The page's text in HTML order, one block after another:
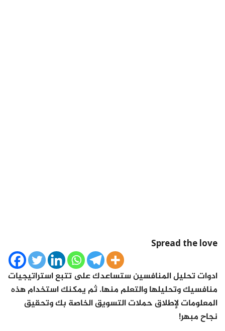
Spread the love
ادوات تحليل المنافسين ستساعدك على تتبع استراتيجيات
منافسيك وتحليلها والتعلم منها. ثم يمكنك استخدام هذه
المعلومات لإطلاق حملات التسويق الخاصة بك وتحقيق
نجاح مبهر!